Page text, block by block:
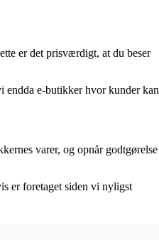
er det prisværdigt, at du beser
e-butikker hvor kunder kan
varer, og opnår godtgørelse
er foretaget siden vi nyligst